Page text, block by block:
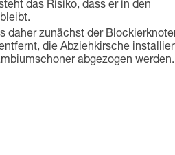
das Risiko, dass er in den
daher zunächst der
die Abziehkirsche
abgezogen werden.